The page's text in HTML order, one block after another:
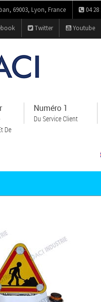
69003, Lyon, France 04 28
Twitter Youtube
De
Numéro 1
Du Service Client